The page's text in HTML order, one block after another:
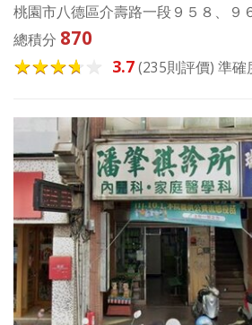
桃園市八德區介壽路一段９５８、９
總積分 870
3.7(235則評價) 準確